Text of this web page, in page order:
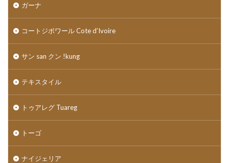
ガーナ
コートジボワール Cote d’Ivoire
サン san クン !kung
テキスタイル
トゥアレグ Tuareg
トーゴ
ナイジェリア